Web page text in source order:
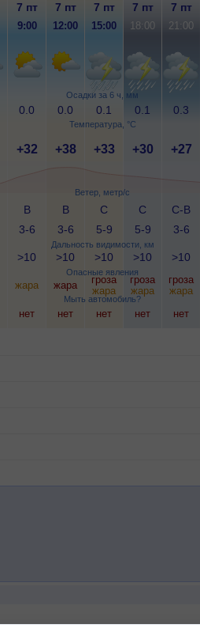
Осадки за 6 ч, мм
Температура, °C
Ветер, метр/с
Дальность видимости, км
Опасные явления
Мыть автомобиль?
7 пт 7 пт 7 пт 7 пт 7 пт
9:00 12:00 15:00 18:00 21:00
0.0 0.0 0.1 0.1 0.3
+32 +38 +33 +30 +27
В
3-6
В
3-6
С
5-9
С
5-9
С-В
3-6
>10 >10 >10 >10 >10
жара жара
гроза
жара
гроза
жара
гроза
жара
нет нет нет нет нет